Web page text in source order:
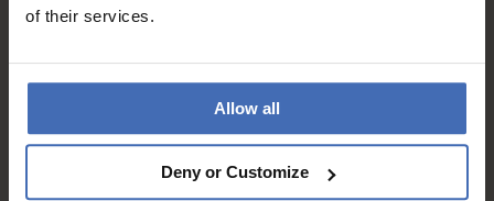
of their services.
Allow all
Deny or Customize
Spedizione gratuita'*